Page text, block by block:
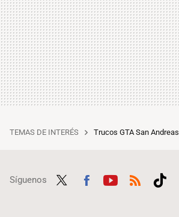
TEMAS DE INTERÉS Trucos GTA San Andreas
Síguenos